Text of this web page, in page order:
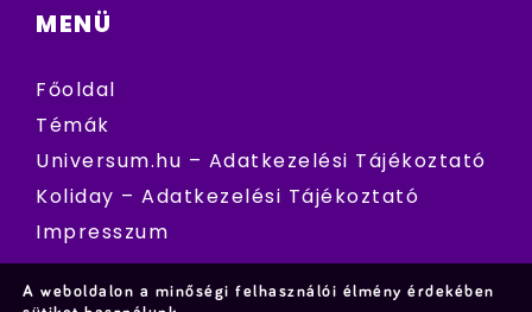
MENÜ
Főoldal
Témák
Universum.hu – Adatkezelési Tájékoztató
Koliday – Adatkezelési Tájékoztató
Impresszum
A weboldalon a minőségi felhasználói élmény érdekében